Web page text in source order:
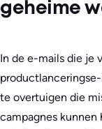
geheime
In de e-mails die je
te overtuigen die
campagnes kunnen